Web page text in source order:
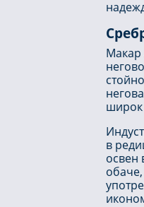
Макар
широк
в
освен